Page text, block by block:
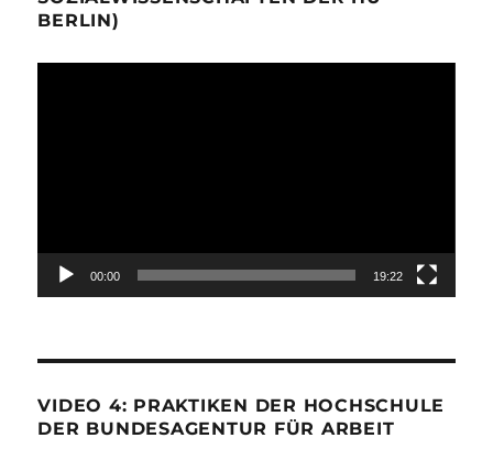
BERLIN)
00:00 19:22
VIDEO 4: PRAKTIKEN DER HOCHSCHULE
DER BUNDESAGENTUR FÜR ARBEIT